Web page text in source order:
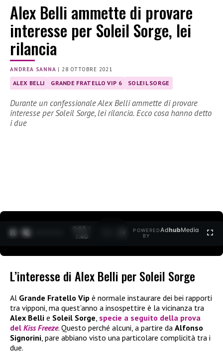
Alex Belli ammette di provare
interesse per Soleil Sorge, lei
rilancia
ANDREA SANNA |28 OTTOBRE 2021
ALEX BELLI GRANDE FRATELLO VIP 6 SOLEIL SORGE
Durante un confessionale Alex Belli ammette di provare
interesse per Soleil Sorge, lei rilancia. Ecco cosa hanno detto
i due
0:03 /
1:40
POWERED
BY
AdhubMedia
L’interesse di Alex Belli per Soleil Sorge
Al Grande Fratello Vip è normale instaurare dei bei rapporti
tra vipponi, ma quest’anno a insospettire è la vicinanza tra
Alex Belli e Soleil Sorge, specie a seguito della prova
del Kiss Freeze. Questo perché alcuni, a partire da Alfonso
Signorini, pare abbiano visto una particolare complicità tra i
due.